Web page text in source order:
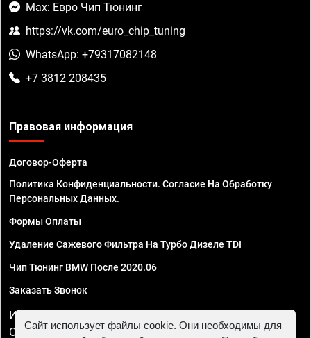
Max: Евро Чип Тюнинг
https://vk.com/euro_chip_tuning
WhatsApp: +79317082148
+7 3812 208435
Правовая информация
Договор-Оферта
Политика Конфиденциальности. Согласие На Обработку
Персональных Данных.
Формы Оплаты
Удаление Сажевого Фильтра На Турбо Дизеле TDI
Чип Тюнинг BMW После 2020.06
Заказать Звонок
ИП Смирнов Георгий Павлович. ИНН 781302555843,
ОГРНИП 324470400032610
Сайт использует файлы cookie. Они необходимы для